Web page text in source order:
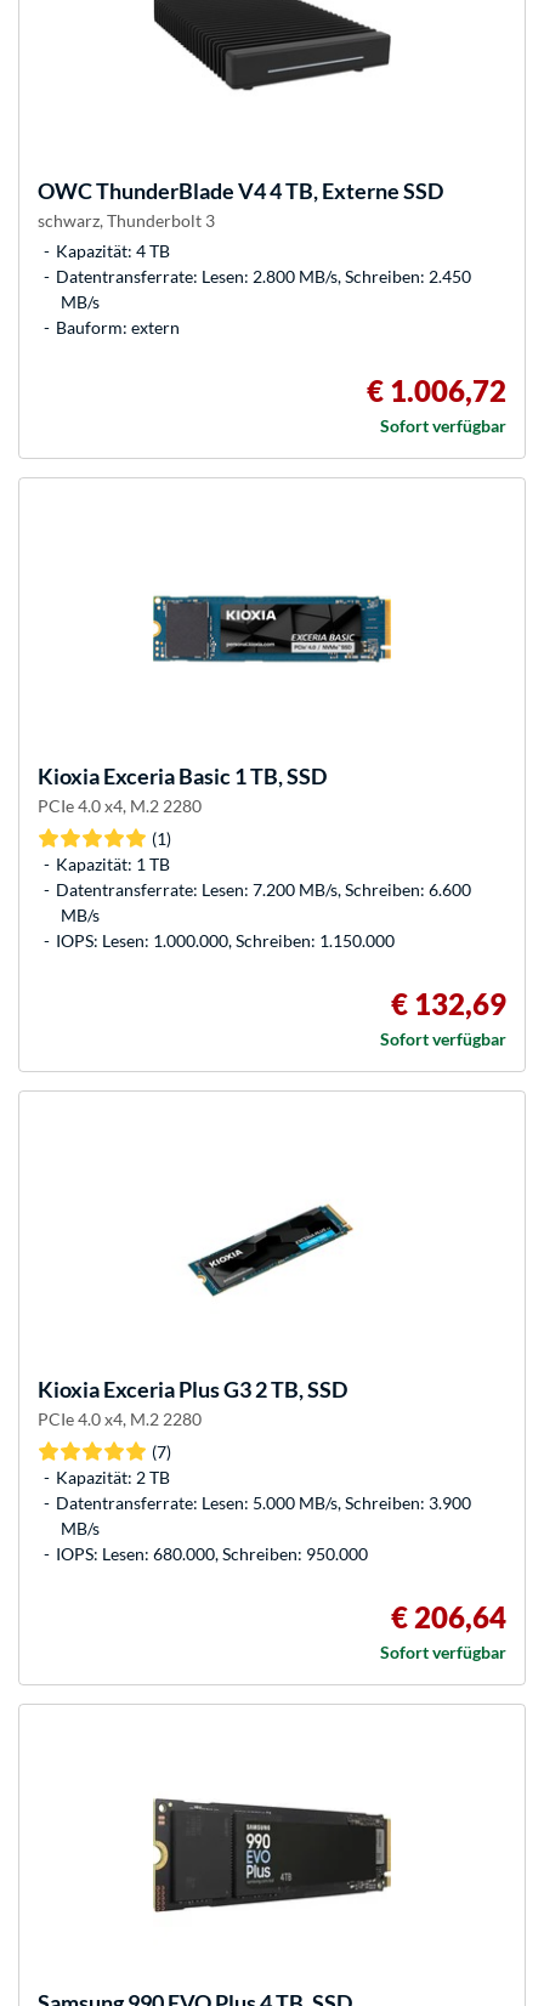
OWCThunderBlade V4 4 TB, Externe SSD
schwarz, Thunderbolt 3
Kapazität: 4 TB
Datentransferrate: Lesen: 2.800 MB/s, Schreiben: 2.450
MB/s
Bauform: extern
€ 1.006,72
Sofort verfügbar
KioxiaExceria Basic 1 TB, SSD
PCIe 4.0 x4, M.2 2280
(1)
Kapazität: 1 TB
Datentransferrate: Lesen: 7.200 MB/s, Schreiben: 6.600
MB/s
IOPS: Lesen: 1.000.000, Schreiben: 1.150.000
€ 132,69
Sofort verfügbar
KioxiaExceria Plus G3 2 TB, SSD
PCIe 4.0 x4, M.2 2280
(7)
Kapazität: 2 TB
Datentransferrate: Lesen: 5.000 MB/s, Schreiben: 3.900
MB/s
IOPS: Lesen: 680.000, Schreiben: 950.000
€ 206,64
Sofort verfügbar